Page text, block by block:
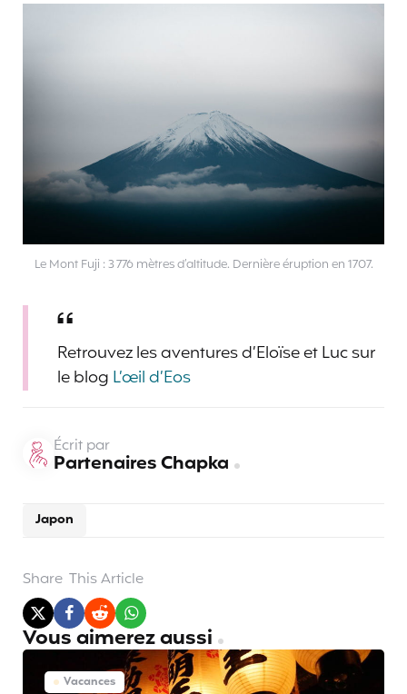
Le Mont Fuji : 3 776 mètres d’altitude. Dernière éruption en 1707.
Retrouvez les aventures d’Eloïse et Luc sur
le blog L’œil d’Eos
Japon
Écrit par
Partenaires Chapka
Share This Article
Vous aimerez aussi
Vacances